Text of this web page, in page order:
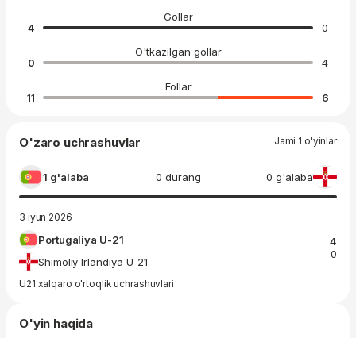
Gollar
4
0
O'tkazilgan gollar
0
4
Follar
11
6
O'zaro uchrashuvlar Jami 1 o'yinlar
1 g'alaba 0 durang 0 g'alaba
3 iyun 2026
Portugaliya U-21
Shimoliy Irlandiya U-21
4
0
U21 xalqaro o'rtoqlik uchrashuvlari
O'yin haqida